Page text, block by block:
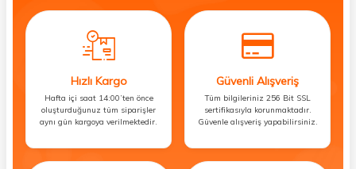
Hızlı Kargo
Hafta içi saat 14:00’ten önce
oluşturduğunuz tüm siparişler
aynı gün kargoya verilmektedir.
Güvenli Alışveriş
Tüm bilgileriniz 256 Bit SSL
sertifikasıyla korunmaktadır.
Güvenle alışveriş yapabilirsiniz.